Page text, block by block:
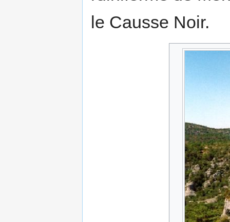
le Causse Noir.